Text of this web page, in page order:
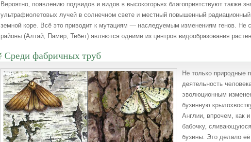
Вероятно, появлению подвидов и видов в высокогорьях благоприятствуют также
ультрафиолетовых лучей в солнечном свете и местный повышенный
земной коре. Всё это приводит к мутациям — наследуемым изменениям генов. Не
районы (Алтай, Памир, Тибет) являются одними из центров видообразования
Среди фабричных труб
Не только природные
деятельность
эволюционным
бузинную
Англии, впрочем, как
бабочку,
бузины. Это делало